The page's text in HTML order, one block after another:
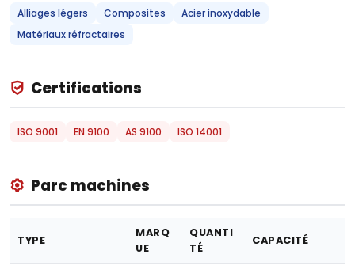
Alliages légers Composites
Acier inoxydable
Matériaux réfractaires
Certifications
ISO 9001 EN 9100 AS 9100 ISO 14001
Parc machines
TYPE
MARQ
UE
QUANTI
TÉ
CAPACITÉ